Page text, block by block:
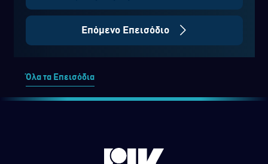
Επόμενο Επεισόδιο
Όλα τα Επεισόδια